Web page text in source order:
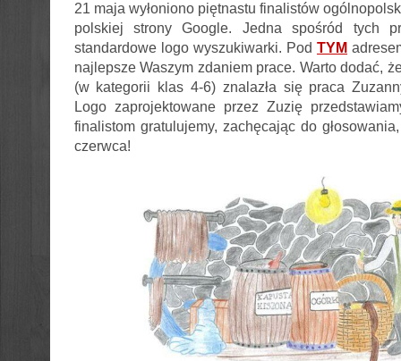
21 maja wyłoniono piętnastu finalistów
polskiej strony Google. Jedna spośród tych
standardowe logo wyszukiwarki. Pod TYM
najlepsze Waszym zdaniem prace. Warto dodać,
(w kategorii klas 4-6) znalazła się praca
Logo zaprojektowane przez Zuzię
finalistom gratulujemy, zachęcając do
czerwca!